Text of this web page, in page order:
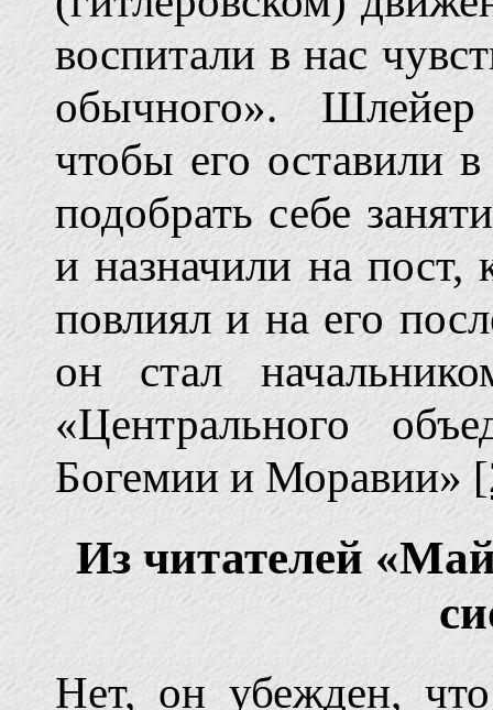
воспитали в нас
обычного». Шлейер
чтобы его оставили
подобрать себе
и назначили на
повлиял и на его
он стал
«Центрального
Богемии и Моравии»
Из читателей
Нет, он убежден,